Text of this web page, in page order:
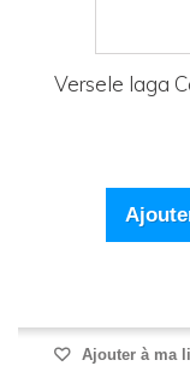
Versele laga
Ajouter à ma